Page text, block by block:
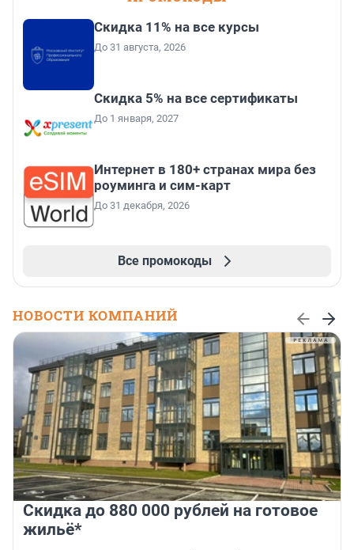
Скидка 11% на все курсы
До 31 августа, 2026
Скидка 5% на все сертификаты
До 1 января, 2027
Интернет в 180+ странах мира без
роуминга и сим-карт
До 31 декабря, 2026
Все промокоды
НОВОСТИ КОМПАНИЙ
Скидка до 880 000 рублей на готовое
жильё*